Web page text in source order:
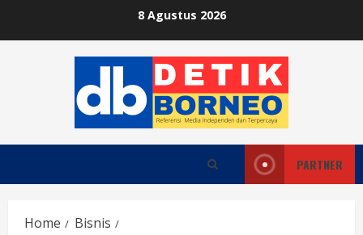
8 Agustus 2026
PARTNER
Home
Bisnis